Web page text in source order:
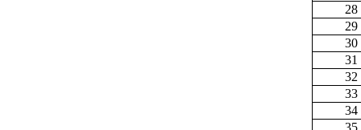
28
29
30
31
32
33
34
35